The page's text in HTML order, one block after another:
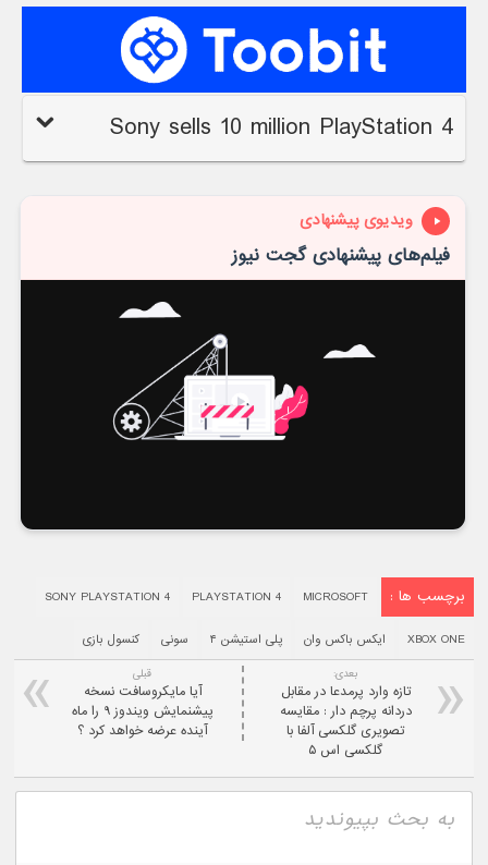
Sony sells 10 million PlayStation 4
ویدیوی پیشنهادی
فیلم‌های پیشنهادی گجت نیوز
برچسب ها : MICROSOFT
PLAYSTATION 4
SONY PLAYSTATION 4
XBOX ONE ایکس باکس وان پلی استیشن ۴ سونی کنسول بازی
قبلی
آیا مایکروسافت نسخه
پیشنمایش ویندوز ۹ را ماه
آینده عرضه خواهد کرد ؟
بعدی:
تازه وارد پرمدعا در مقابل
دردانه پرچم دار : مقایسه
تصویری گلکسی آلفا با
گلکسی اس ۵